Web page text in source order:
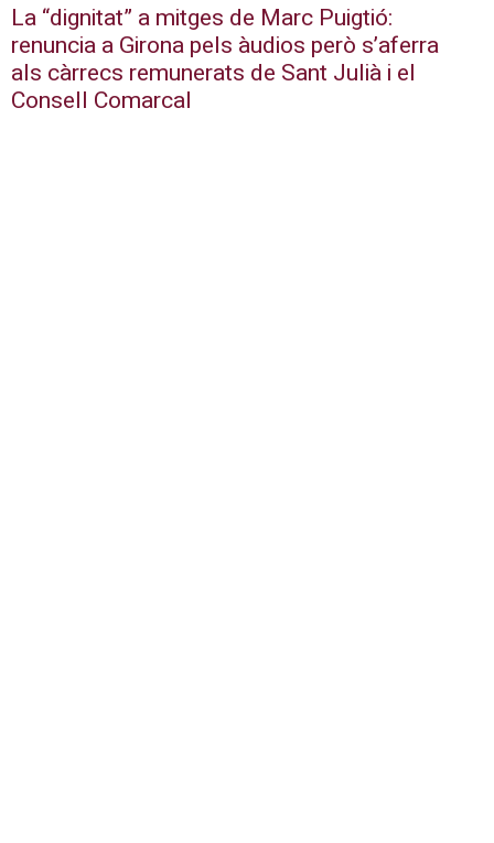
La “dignitat” a mitges de Marc Puigtió:
renuncia a Girona pels àudios però s’aferra
als càrrecs remunerats de Sant Julià i el
Consell Comarcal